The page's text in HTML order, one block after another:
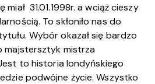
miał 31.01.1998r. a wciąż cieszy
To skłoniło nas do
Wybór okazał się bardzo
majstersztyk mistrza
to historia londyńskiego
podwójne życie. Wszystko